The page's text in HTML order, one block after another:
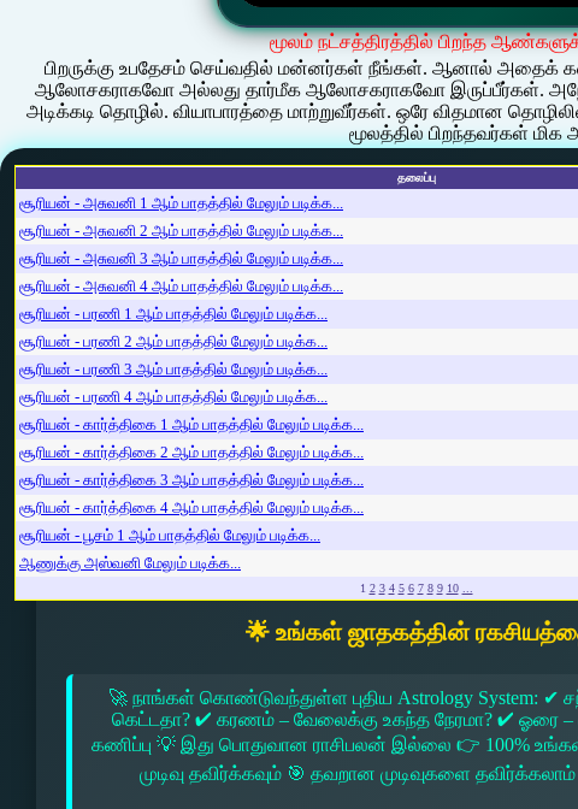
மூலம் நட்சத்திரத்தில் பிறந்த
பிறருக்கு உபதேசம் செய்வதில் மன்னர்கள் நீங்கள். ஆனால் அதைக்
ஆலோசகராகவோ அல்லது தார்மீக ஆலோசகராகவோ இருப்பீர்கள்.
அடிக்கடி தொழில். வியாபாரத்தை மாற்றுவீர்கள். ஒரே விதமான
மூலத்தில் பிறந்தவர்கள் மிக
தலைப்பு
சூரியன் - அசுவனி 1 ஆம் பாதத்தில் மேலும் படிக்க...
சூரியன் - அசுவனி 2 ஆம் பாதத்தில் மேலும் படிக்க...
சூரியன் - அசுவனி 3 ஆம் பாதத்தில் மேலும் படிக்க...
சூரியன் - அசுவனி 4 ஆம் பாதத்தில் மேலும் படிக்க...
சூரியன் - பரணி 1 ஆம் பாதத்தில் மேலும் படிக்க...
சூரியன் - பரணி 2 ஆம் பாதத்தில் மேலும் படிக்க...
சூரியன் - பரணி 3 ஆம் பாதத்தில் மேலும் படிக்க...
சூரியன் - பரணி 4 ஆம் பாதத்தில் மேலும் படிக்க...
சூரியன் - கார்த்திகை 1 ஆம் பாதத்தில் மேலும் படிக்க...
சூரியன் - கார்த்திகை 2 ஆம் பாதத்தில் மேலும் படிக்க...
சூரியன் - கார்த்திகை 3 ஆம் பாதத்தில் மேலும் படிக்க...
சூரியன் - கார்த்திகை 4 ஆம் பாதத்தில் மேலும் படிக்க...
சூரியன் - பூசம் 1 ஆம் பாதத்தில் மேலும் படிக்க...
ஆணுக்கு அஸ்வனி மேலும் படிக்க...
1 2 3 4 5 6 7 8 9 10 ...
🌟 உங்கள் ஜாதகத்தின்
🚀 நாங்கள் கொண்டுவந்துள்ள புதிய Astrology System: ✔
கெட்டதா? ✔ கரணம் – வேலைக்கு உகந்த நேரமா? ✔ ஓரை –
கணிப்பு 💡 இது பொதுவான ராசிபலன் இல்லை 👉 100%
முடிவு தவிர்க்கவும் 🎯 தவறான முடிவுகளை